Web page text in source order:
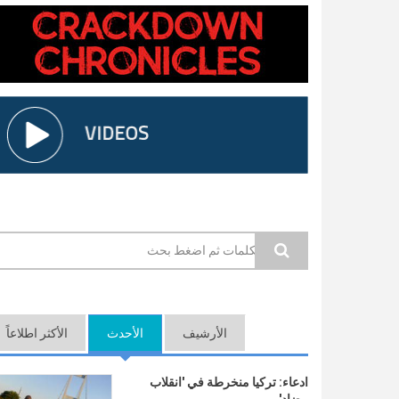
استمارة البحث
الأكثر اطلاعاً الأحدث (علامة التبويب الأرشيف
ادعاء: تركيا منخرطة في 'انقلاب